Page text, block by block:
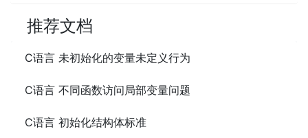
推荐文档
C语言 未初始化的变量未定义行为
C语言 不同函数访问局部变量问题
C语言 初始化结构体标准